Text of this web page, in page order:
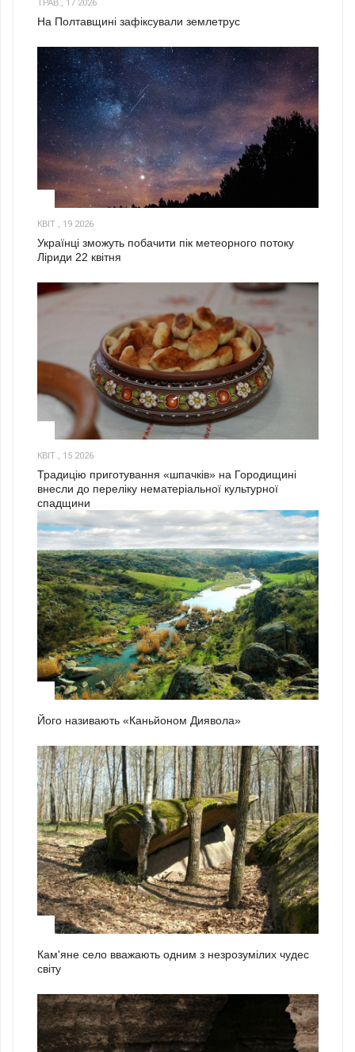
На Полтавщині зафіксували землетрус
КВІТ., 19 2026
Українці зможуть побачити пік метеорного потоку
Ліриди 22 квітня
КВІТ., 15 2026
Традицію приготування «шпачків» на Городищині
внесли до переліку нематеріальної культурної
спадщини
Його називають «Каньйоном Диявола»
Кам'яне село вважають одним з незрозумілих чудес
світу